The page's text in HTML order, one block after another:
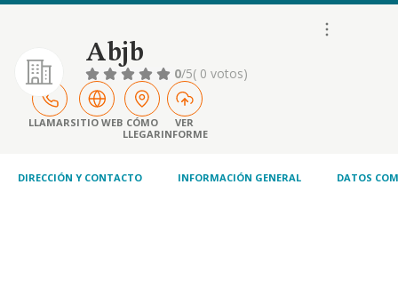
Abjb
0/5( 0 votos)
LLAMARSITIO WEB CÓMO
LLEGAR
VER
INFORME
DIRECCIÓN Y CONTACTO INFORMACIÓN GENERAL DATOS